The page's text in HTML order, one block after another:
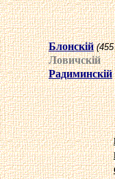
Блонскiй
Ловичскiй
Радиминскiй